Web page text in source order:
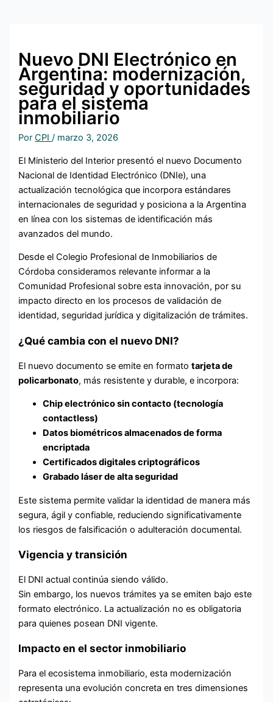
Nuevo DNI Electrónico en
Argentina: modernización,
seguridad y oportunidades
para el sistema
inmobiliario
PorCPI/ marzo 3, 2026
El Ministerio del Interior presentó el nuevo Documento
Nacional de Identidad Electrónico (DNIe), una
actualización tecnológica que incorpora estándares
internacionales de seguridad y posiciona a la Argentina
en línea con los sistemas de identificación más
avanzados del mundo.
Desde el Colegio Profesional de Inmobiliarios de
Córdoba consideramos relevante informar a la
Comunidad Profesional sobre esta innovación, por su
impacto directo en los procesos de validación de
identidad, seguridad jurídica y digitalización de trámites.
¿Qué cambia con el nuevo DNI?
El nuevo documento se emite en formatotarjeta de
policarbonato, más resistente y durable, e incorpora:
Chip electrónico sin contacto (tecnología
contactless)
Datos biométricos almacenados de forma
encriptada
Certificados digitales criptográficos
Grabado láser de alta seguridad
Este sistema permite validar la identidad de manera más
segura, ágil y confiable, reduciendo significativamente
los riesgos de falsificación o adulteración documental.
Vigencia y transición
El DNI actual continúa siendo válido.
Sin embargo, los nuevos trámites ya se emiten bajo este
formato electrónico. La actualización no es obligatoria
para quienes posean DNI vigente.
Impacto en el sector inmobiliario
Para el ecosistema inmobiliario, esta modernización
representa una evolución concreta en tres dimensiones